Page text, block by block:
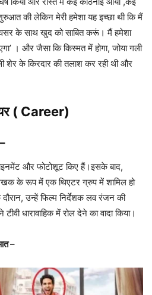
की लेकिन मेरी हमेशा यह इच्छा थी कि मैं
के साथ खुद को साबित करूं। मैं हमेशा
। और जैसा कि किस्मत में होगा, जोया गली
शेर के किरदार की तलाश कर रही थी और
( Career)
–
और फोटोशूट किए हैं।इसके बाद,
के रूप में एक थिएटर ग्रुप में शामिल हो
उन्हें फिल्म निर्देशक लव रंजन की
धारावाहिक में रोल देने का वादा किया।
–